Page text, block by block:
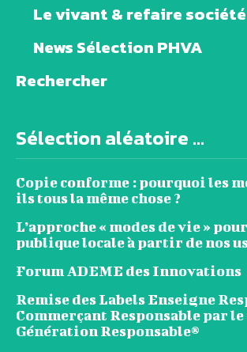
Le vivant & refaire société
News Sélection PHVA
Rechercher
Sélection aléatoire ...
Copie conforme : pourquoi les
ils tous la même chose ?
L’approche « modes de vie »
publique locale à partir de nos
Forum ADEME des Innovations
Remise des Labels Enseigne
Commerçant Responsable par
Génération Responsable®